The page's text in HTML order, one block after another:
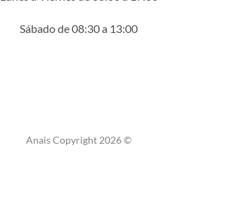
Sábado de 08:30 a 13:00
Anais Copyright 2026 ©